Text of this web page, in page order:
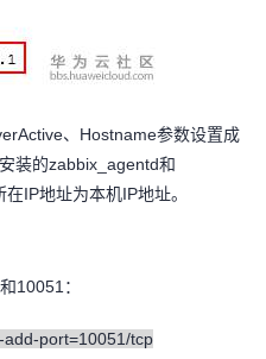
、 Hostname参数设置成
装的zabbix_agentd和
在IP地址为本机IP地址。
和10051 ：
port=10051/tcp